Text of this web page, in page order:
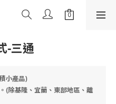
-三通
小產品)
(除基隆、宜蘭、東部地區、離